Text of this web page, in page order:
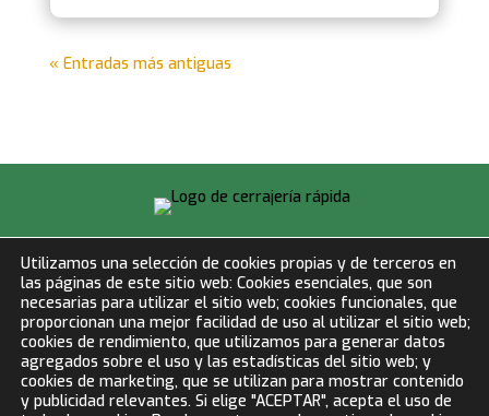
« Entradas más antiguas
info@cerrajeriarapida.net
677 153 750
LLAMAR AHORA
Utilizamos una selección de cookies propias y de terceros en
las páginas de este sitio web: Cookies esenciales, que son
necesarias para utilizar el sitio web; cookies funcionales, que
proporcionan una mejor facilidad de uso al utilizar el sitio web;
cookies de rendimiento, que utilizamos para generar datos
agregados sobre el uso y las estadísticas del sitio web; y
cookies de marketing, que se utilizan para mostrar contenido
y publicidad relevantes. Si elige "ACEPTAR", acepta el uso de